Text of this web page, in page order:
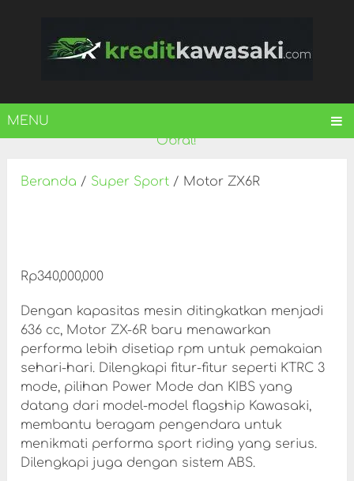
MENU
Beranda / Super Sport / Motor ZX6R
Rp340,000,000
Dengan kapasitas mesin ditingkatkan menjadi
636 cc, Motor ZX-6R baru menawarkan
performa lebih disetiap rpm untuk pemakaian
sehari-hari. Dilengkapi fitur-fitur seperti KTRC 3
mode, pilihan Power Mode dan KIBS yang
datang dari model-model flagship Kawasaki,
membantu beragam pengendara untuk
menikmati performa sport riding yang serius.
Dilengkapi juga dengan sistem ABS.
Obral!